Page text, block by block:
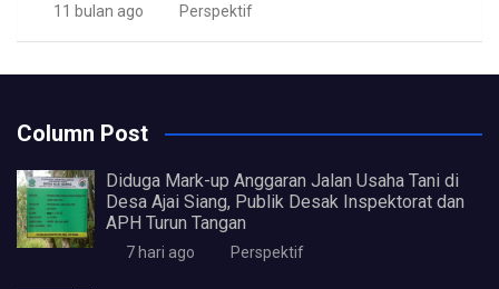
11 bulan ago Perspektif
Column Post
Diduga Mark-up Anggaran Jalan Usaha Tani di
Desa Ajai Siang, Publik Desak Inspektorat dan
APH Turun Tangan
7 hari ago Perspektif